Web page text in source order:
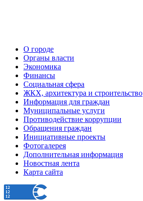
О городе
Органы власти
Экономика
Финансы
Социальная сфера
ЖКХ, архитектура и строительство
Информация для граждан
Муниципальные услуги
Противодействие коррупции
Обращения граждан
Инициативные проекты
Фотогалерея
Дополнительная информация
Новостная лента
Карта сайта